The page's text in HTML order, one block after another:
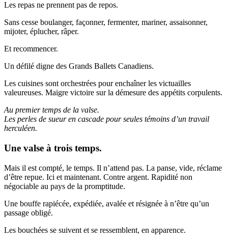
Les repas ne prennent pas de repos.
Sans cesse boulanger, façonner, fermenter, mariner, assaisonner,
mijoter, éplucher, râper.
Et recommencer.
Un défilé digne des Grands Ballets Canadiens.
Les cuisines sont orchestrées pour enchaîner les victuailles
valeureuses. Maigre victoire sur la démesure des appétits corpulents.
Au premier temps de la valse.
Les perles de sueur en cascade pour seules témoins d’un travail
herculéen.
Une valse à trois temps.
Mais il est compté, le temps. Il n’attend pas. La panse, vide, réclame
d’être repue. Ici et maintenant. Contre argent. Rapidité non
négociable au pays de la promptitude.
Une bouffe rapiécée, expédiée, avalée et résignée à n’être qu’un
passage obligé.
Les bouchées se suivent et se ressemblent, en apparence.